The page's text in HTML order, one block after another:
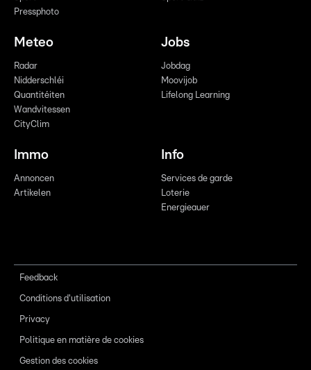
Pressphoto
Meteo
Radar
Nidderschléi
Quantitéiten
Wandvitessen
CityClim
Jobs
Jobdag
Moovijob
Lifelong Learning
Immo
Annoncen
Artikelen
Info
Services de garde
Loterie
Energieauer
Feedback
Conditions d'utilisation
Privacy
Politique en matière de cookies
Gestion des cookies